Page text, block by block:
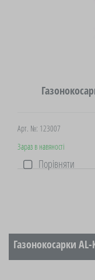
Арт. №: 123007
Зараз в навяності
Порівняти
Газонокосарки